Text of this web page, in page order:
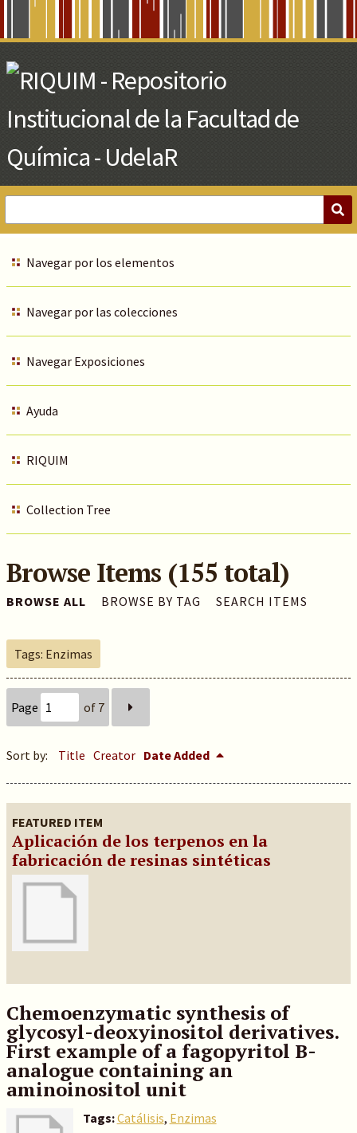
Main
Content
Navegar por los elementos
Navegar por las colecciones
Navegar Exposiciones
Ayuda
RIQUIM
Collection Tree
Browse Items (155 total)
BROWSE ALL BROWSE BY TAG SEARCH ITEMS
Tags: Enzimas
Page of 7
Sort by: Title Creator Date Added
FEATURED ITEM
Aplicación de los terpenos en la
fabricación de resinas sintéticas
Chemoenzymatic synthesis of
glycosyl-deoxyinositol derivatives.
First example of a fagopyritol B-
analogue containing an
aminoinositol unit
Tags:Catálisis, Enzimas